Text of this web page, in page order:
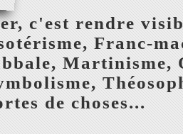
c'est rendre
Franc-
Martinisme,
de choses...